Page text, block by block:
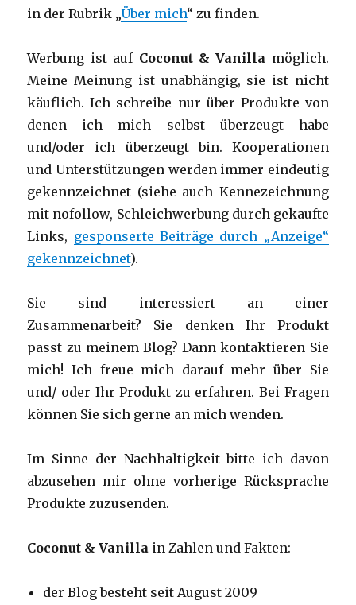
in der Rubrik „Über mich“ zu finden.
Werbung ist auf Coconut & Vanilla möglich.
Meine Meinung ist unabhängig, sie ist nicht
käuflich. Ich schreibe nur über Produkte von
denen ich mich selbst überzeugt habe
und/oder ich überzeugt bin. Kooperationen
und Unterstützungen werden immer eindeutig
gekennzeichnet (siehe auch Kennezeichnung
mit nofollow, Schleichwerbung durch gekaufte
Links, gesponserte Beiträge durch „Anzeige“
gekennzeichnet).
Sie sind interessiert an einer
Zusammenarbeit? Sie denken Ihr Produkt
passt zu meinem Blog? Dann kontaktieren Sie
mich! Ich freue mich darauf mehr über Sie
und/ oder Ihr Produkt zu erfahren. Bei Fragen
können Sie sich gerne an mich wenden.
Im Sinne der Nachhaltigkeit bitte ich davon
abzusehen mir ohne vorherige Rücksprache
Produkte zuzusenden.
Coconut & Vanilla in Zahlen und Fakten:
der Blog besteht seit August 2009